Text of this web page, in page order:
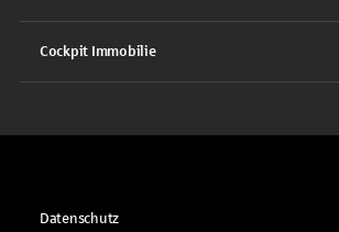
Cockpit Immobilie
Datenschutz